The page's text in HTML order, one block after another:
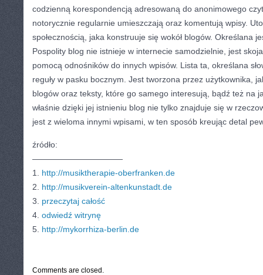
codzienną korespondencją adresowaną do anonimowego
notorycznie regularnie umieszczają oraz komentują wpisy.
społecznością, jaka konstruuje się wokół blogów. Określana
Pospolity blog nie istnieje w internecie samodzielnie, jest
pomocą odnośników do innych wpisów. Lista ta, określana
reguły w pasku bocznym. Jest tworzona przez użytkownika,
blogów oraz teksty, które go samego interesują, bądź też na
właśnie dzięki jej istnieniu blog nie tylko znajduje się w
jest z wieloma innymi wpisami, w ten sposób kreując detal
źródło:
———————————
1. http://musiktherapie-oberfranken.de
2. http://musikverein-altenkunstadt.de
3. przeczytaj całość
4. odwiedź witrynę
5. http://mykorrhiza-berlin.de
Comments are closed.